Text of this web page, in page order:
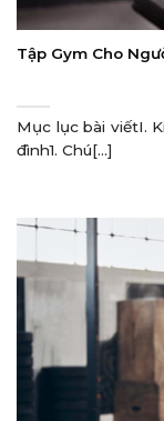
Tập Gym Cho
Mục lục bài viếtI.
đình1. Chú[...]